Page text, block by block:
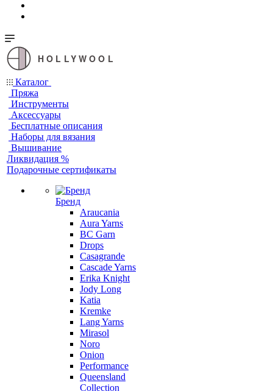
HOLLYWOOL
Каталог
Пряжа
Инструменты
Аксессуары
Бесплатные описания
Наборы для вязания
Вышивание
Ликвидация %
Подарочные сертификаты
Бренд
Araucania
Aura Yarns
BC Garn
Drops
Casagrande
Cascade Yarns
Erika Knight
Jody Long
Katia
Kremke
Lang Yarns
Mirasol
Noro
Onion
Performance
Queensland
Collection